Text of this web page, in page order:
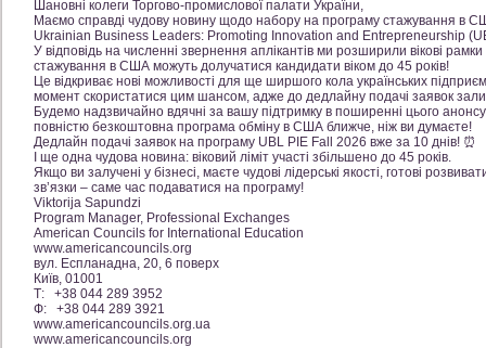
Шановні колеги Торгово-промислової палати України,
Маємо справді чудову новину щодо набору на програму стажування в
Ukrainian Business Leaders: Promoting Innovation and Entrepreneurship
У відповідь на численні звернення аплікантів ми розширили вікові
стажування в США можуть долучатися кандидати віком до 45 років!
Це відкриває нові можливості для ще ширшого кола українських
момент скористатися цим шансом, адже до дедлайну подачі заявок
Будемо надзвичайно вдячні за вашу підтримку в поширенні цього
повністю безкоштовна програма обміну в США ближче, ніж ви думаєте!
Дедлайн подачі заявок на програму UBL PIE Fall 2026 вже за 10 днів! ⏰
І ще одна чудова новина: віковий ліміт участі збільшено до 45 років.
Якщо ви залучені у бізнесі, маєте чудові лідерські якості, готові
звʼязки – саме час подаватися на програму!
Viktorija Sapundzi
Program Manager, Professional Exchanges
American Councils for International Education
www.americancouncils.org
вул. Еспланадна, 20, 6 поверх
Київ, 01001
Т: +38 044 289 3952
Ф: +38 044 289 3921
www.americancouncils.org.ua
www.americancouncils.org